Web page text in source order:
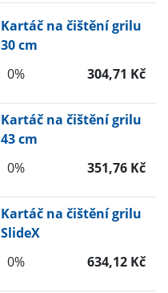
Kartáč na čištění grilu
30 cm
0% 304,71 Kč
Kartáč na čištění grilu
43 cm
0% 351,76 Kč
Kartáč na čištění grilu
SlideX
0% 634,12 Kč